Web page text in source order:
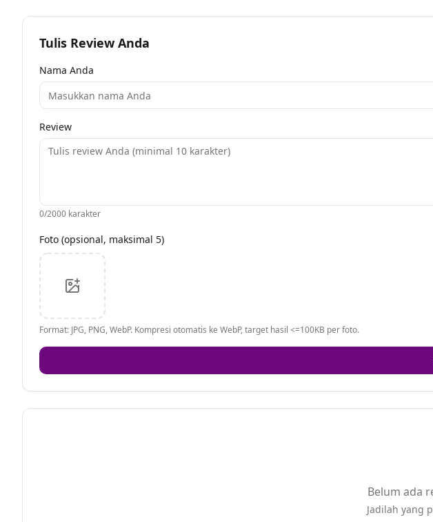
Tulis Review Anda
Nama Anda
Review
0/2000 karakter
Foto (opsional, maksimal 5)
Format: JPG, PNG, WebP. Kompresi otomatis ke WebP, target hasil <=100KB per foto.
Belum ada
Jadilah yang